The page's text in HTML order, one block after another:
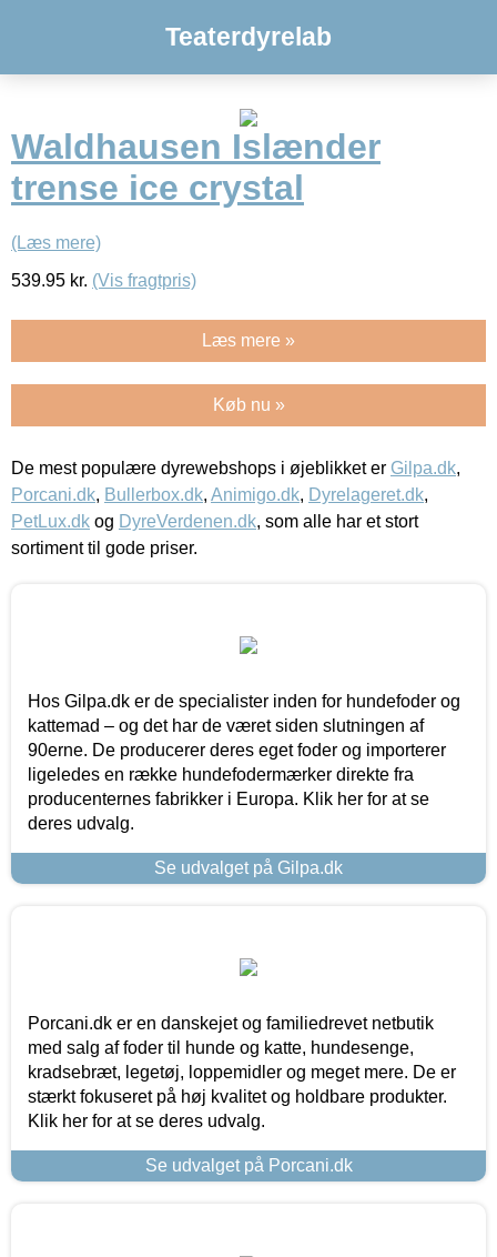
Teaterdyrelab
Waldhausen Islænder
trense ice crystal
(Læs mere)
539.95 kr. (Vis fragtpris)
Læs mere »
Køb nu »
De mest populære dyrewebshops i øjeblikket er Gilpa.dk,
Porcani.dk, Bullerbox.dk, Animigo.dk, Dyrelageret.dk,
PetLux.dk og DyreVerdenen.dk, som alle har et stort
sortiment til gode priser.
Hos Gilpa.dk er de specialister inden for hundefoder og
kattemad – og det har de været siden slutningen af
90erne. De producerer deres eget foder og importerer
ligeledes en række hundefodermærker direkte fra
producenternes fabrikker i Europa. Klik her for at se
deres udvalg.
Se udvalget på Gilpa.dk
Porcani.dk er en danskejet og familiedrevet netbutik
med salg af foder til hunde og katte, hundesenge,
kradsebræt, legetøj, loppemidler og meget mere. De er
stærkt fokuseret på høj kvalitet og holdbare produkter.
Klik her for at se deres udvalg.
Se udvalget på Porcani.dk